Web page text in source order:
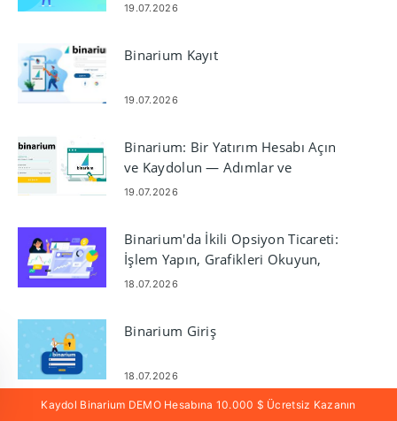
19.07.2026
Binarium Kayıt
19.07.2026
Binarium: Bir Yatırım Hesabı Açın
ve Kaydolun — Adımlar ve
Gereksinimler
19.07.2026
Binarium'da İkili Opsiyon Ticareti:
İşlem Yapın, Grafikleri Okuyun,
Riski Yönetin
18.07.2026
Binarium Giriş
18.07.2026
Kaydol Binarium DEMO Hesabına 10.000 $ Ücretsiz Kazanın